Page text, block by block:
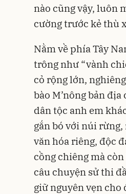
nào cũng vậy, luôn
cường trước kẻ thù
Nằm về phía Tây
trông như “vành
cỏ rộng lớn,
bào M’nông bản
dân tộc anh em
gắn bó với núi
văn hóa riêng, độc
cồng chiêng mà
câu chuyện sử thi
giữ nguyên vẹn cho